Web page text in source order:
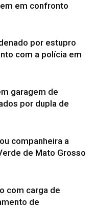
em confronto
por estupro
com a polícia em
garagem de
por dupla de
companheira a
de Mato Grosso
com carga de
de